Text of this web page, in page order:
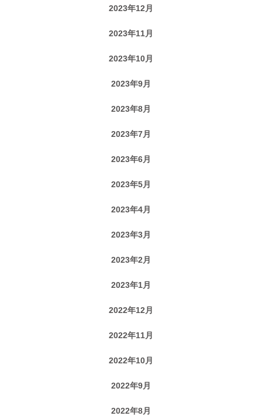
2023年12月
2023年11月
2023年10月
2023年9月
2023年8月
2023年7月
2023年6月
2023年5月
2023年4月
2023年3月
2023年2月
2023年1月
2022年12月
2022年11月
2022年10月
2022年9月
2022年8月